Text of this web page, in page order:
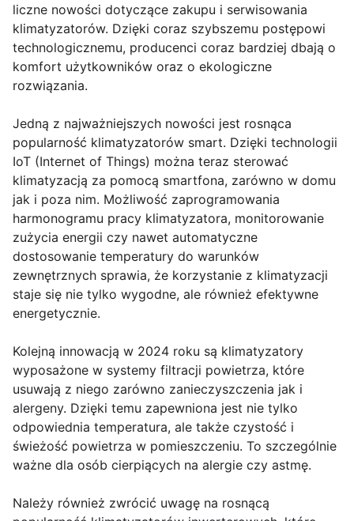
liczne nowości dotyczące zakupu i serwisowania
klimatyzatorów. Dzięki coraz szybszemu postępowi
technologicznemu, producenci coraz bardziej dbają o
komfort użytkowników oraz o ekologiczne
rozwiązania.
Jedną z najważniejszych nowości jest rosnąca
popularność klimatyzatorów smart. Dzięki technologii
IoT (Internet of Things) można teraz sterować
klimatyzacją za pomocą smartfona, zarówno w domu
jak i poza nim. Możliwość zaprogramowania
harmonogramu pracy klimatyzatora, monitorowanie
zużycia energii czy nawet automatyczne
dostosowanie temperatury do warunków
zewnętrznych sprawia, że korzystanie z klimatyzacji
staje się nie tylko wygodne, ale również efektywne
energetycznie.
Kolejną innowacją w 2024 roku są klimatyzatory
wyposażone w systemy filtracji powietrza, które
usuwają z niego zarówno zanieczyszczenia jak i
alergeny. Dzięki temu zapewniona jest nie tylko
odpowiednia temperatura, ale także czystość i
świeżość powietrza w pomieszczeniu. To szczególnie
ważne dla osób cierpiących na alergie czy astmę.
Należy również zwrócić uwagę na rosnącą